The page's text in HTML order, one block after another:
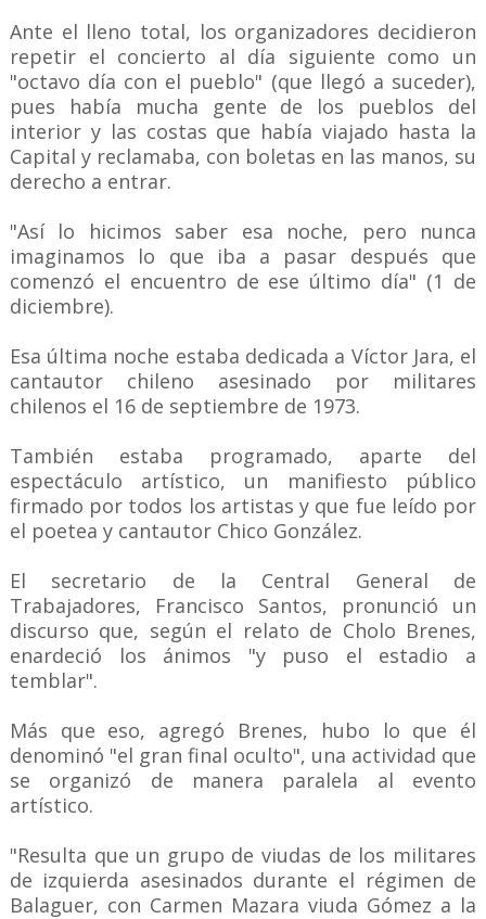
Ante el lleno total, los organizadores decidieron
repetir el concierto al día siguiente como un
"octavo día con el pueblo" (que llegó a suceder),
pues había mucha gente de los pueblos del
interior y las costas que había viajado hasta la
Capital y reclamaba, con boletas en las manos, su
derecho a entrar.
"Así lo hicimos saber esa noche, pero nunca
imaginamos lo que iba a pasar después que
comenzó el encuentro de ese último día" (1 de
diciembre).
Esa última noche estaba dedicada a Víctor Jara, el
cantautor chileno asesinado por militares
chilenos el 16 de septiembre de 1973.
También estaba programado, aparte del
espectáculo artístico, un manifiesto público
firmado por todos los artistas y que fue leído por
el poetea y cantautor Chico González.
El secretario de la Central General de
Trabajadores, Francisco Santos, pronunció un
discurso que, según el relato de Cholo Brenes,
enardeció los ánimos "y puso el estadio a
temblar".
Más que eso, agregó Brenes, hubo lo que él
denominó "el gran final oculto", una actividad que
se organizó de manera paralela al evento
artístico.
"Resulta que un grupo de viudas de los militares
de izquierda asesinados durante el régimen de
Balaguer, con Carmen Mazara viuda Gómez a la